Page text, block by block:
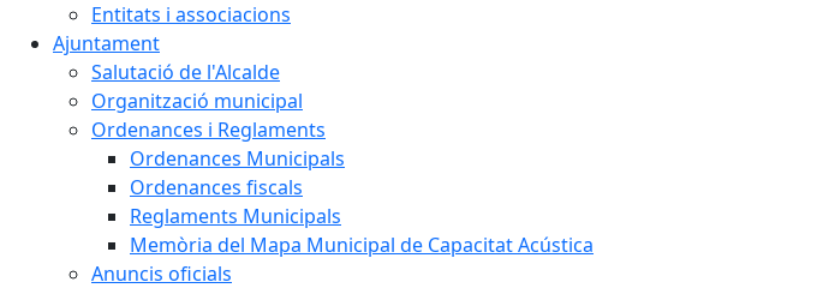
Entitats i associacions
Ajuntament
Salutació de l'Alcalde
Organització municipal
Ordenances i Reglaments
Ordenances Municipals
Ordenances fiscals
Reglaments Municipals
Memòria del Mapa Municipal de Capacitat Acústica
Anuncis oficials